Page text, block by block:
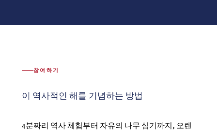
참여하기
이 역사적인 해를 기념하는 방법
4분짜리 역사 체험부터 자유의 나무 심기까지, 오렌